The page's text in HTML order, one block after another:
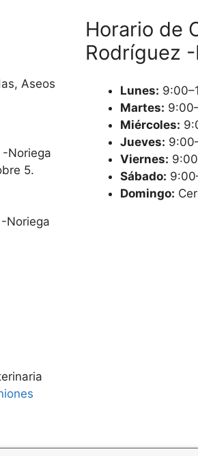
Aseos
-Noriega
5.
Noriega
Horario de
Rodríguez
Lunes:
Martes:
Miércoles:
Jueves:
Viernes:
Sábado:
Domingo: